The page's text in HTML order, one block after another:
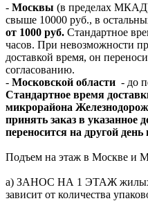
- Москвы (в пределах
свыше 10000 руб., в
от 1000 руб. Стандартное
часов. При невозможности
доставкой время, он
согласованию.
- Московской области - до
Стандартное время
микрорайона
принять заказ в указанное
переносится на другой
Подъем на этаж в Москве и
а) ЗАНОС НА 1 ЭТАЖ жилых
зависит от количества